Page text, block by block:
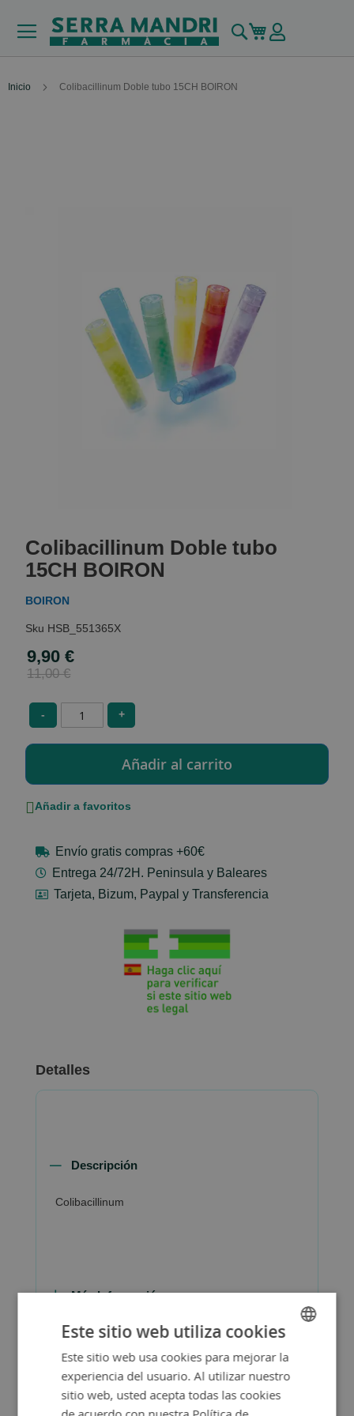
Buscar
Mi carrito
Inicio Colibacillinum Doble tubo 15CH BOIRON
the
beginning
of
the
gallery
Colibacillinum Doble tubo
15CH BOIRON
BOIRON
HSB_551365X
Special
Price
9,90 €
11,00 €
- +
Añadir a favoritos
Envío gratis compras +60€
Entrega 24/72H. Peninsula y Baleares
Tarjeta, Bizum, Paypal y Transferencia
Detalles
Descripción
Colibacillinum
Más Información
SPANISH
ENGLISH
Este sitio web utiliza cookies
Este sitio web usa cookies para mejorar la
experiencia del usuario. Al utilizar nuestro
sitio web, usted acepta todas las cookies